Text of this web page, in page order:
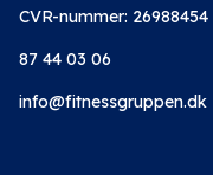
CVR-nummer: 26988454
87 44 03 06
info@fitnessgruppen.dk